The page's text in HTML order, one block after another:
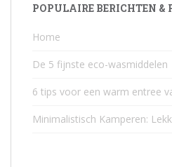
POPULAIRE BERICHTEN &
Home
De 5 fijnste eco-wasmiddelen
6 tips voor een warm entree
Minimalistisch Kamperen: